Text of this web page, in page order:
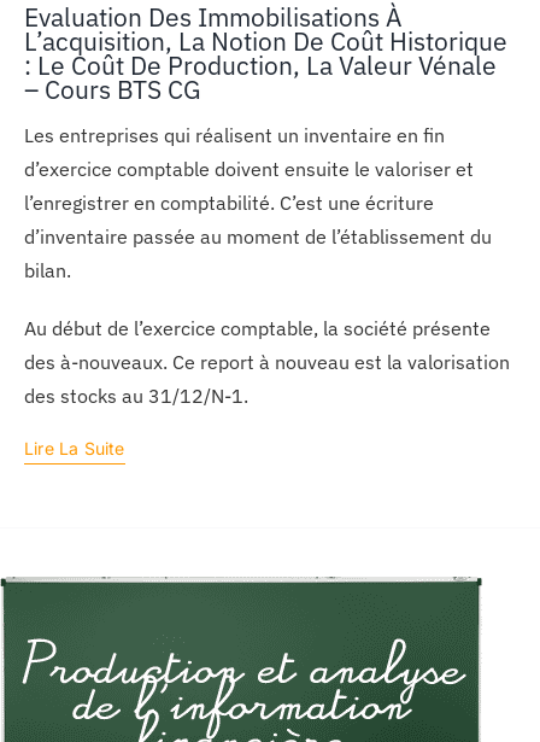
Evaluation Des Immobilisations À
L’acquisition, La Notion De Coût Historique
: Le Coût De Production, La Valeur Vénale
– Cours BTS CG
Les entreprises qui réalisent un inventaire en fin
d’exercice comptable doivent ensuite le valoriser et
l’enregistrer en comptabilité. C’est une écriture
d’inventaire passée au moment de l’établissement du
bilan.
Au début de l’exercice comptable, la société présente
des à-nouveaux. Ce report à nouveau est la valorisation
des stocks au 31/12/N-1.
Lire La Suite